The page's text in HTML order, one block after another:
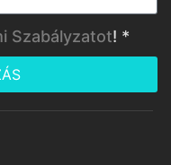
Szabályzatot! *